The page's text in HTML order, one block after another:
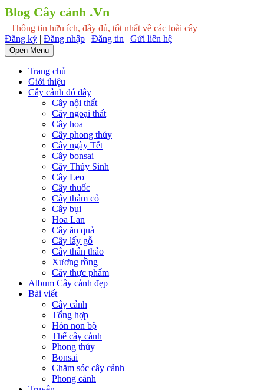
Blog Cây cảnh .Vn
Thông tin hữu ích, đầy đủ, tốt nhất về các loài cây
Đăng ký | Đăng nhập | Đăng tin | Gửi liên hệ
Open Menu
Trang chủ
Giới thiệu
Cây cảnh đó đây
Cây nội thất
Cây ngoại thất
Cây hoa
Cây phong thủy
Cây ngày Tết
Cây bonsai
Cây Thủy Sinh
Cây Leo
Cây thuốc
Cây thảm cỏ
Cây bụi
Hoa Lan
Cây ăn quả
Cây lấy gỗ
Cây thân thảo
Xương rồng
Cây thực phẩm
Album Cây cảnh đẹp
Bài viết
Cây cảnh
Tổng hợp
Hòn non bộ
Thế cây cảnh
Phong thủy
Bonsai
Chăm sóc cây cảnh
Phong cảnh